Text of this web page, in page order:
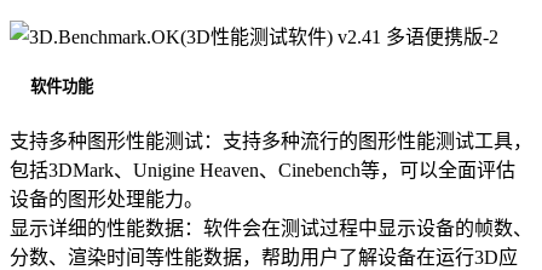
软件功能
支持多种图形性能测试：支持多种流行的图形性能测试工具，
包括3DMark、Unigine Heaven、Cinebench等，可以全面评估
设备的图形处理能力。
显示详细的性能数据：软件会在测试过程中显示设备的帧数、
分数、渲染时间等性能数据，帮助用户了解设备在运行3D应